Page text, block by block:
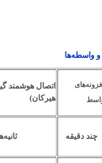
واسطه‌ها
افزونه‌های
اتصال هوشمند
هیرکان)
چند دقیقه